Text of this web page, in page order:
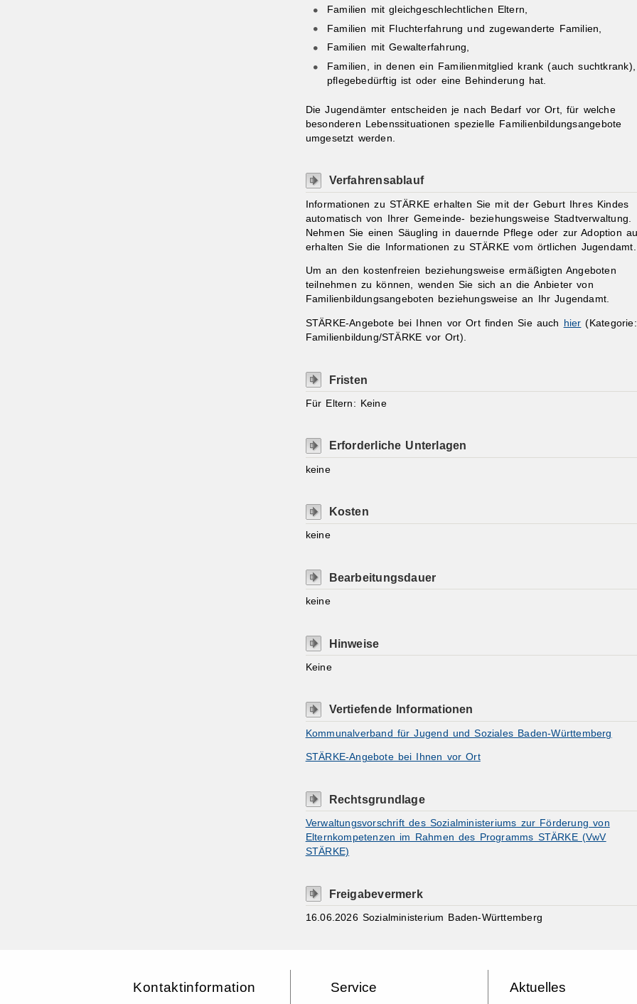
Familien mit gleichgeschlechtlichen Eltern,
Familien mit Fluchterfahrung und zugewanderte Familien,
Familien mit Gewalterfahrung,
Familien, in denen ein Familienmitglied krank (auch suchtkrank),
pflegebedürftig ist oder eine Behinderung hat.
Die Jugendämter entscheiden je nach Bedarf vor Ort, für welche
besonderen Lebenssituationen spezielle Familienbildungsangebote
umgesetzt werden.
Verfahrensablauf
Informationen zu STÄRKE erhalten Sie mit der Geburt Ihres Kindes
automatisch von Ihrer Gemeinde- beziehungsweise Stadtverwaltung.
Nehmen Sie einen Säugling in dauernde Pflege oder zur Adoption
erhalten Sie die Informationen zu STÄRKE vom örtlichen Jugendamt.
Um an den kostenfreien beziehungsweise ermäßigten Angeboten
teilnehmen zu können, wenden Sie sich an die Anbieter von
Familienbildungsangeboten beziehungsweise an Ihr Jugendamt.
STÄRKE-Angebote bei Ihnen vor Ort finden Sie auch hier (Kategorie:
Familienbildung/STÄRKE vor Ort).
Fristen
Für Eltern: Keine
Erforderliche Unterlagen
keine
Kosten
keine
Bearbeitungsdauer
keine
Hinweise
Keine
Vertiefende Informationen
Kommunalverband für Jugend und Soziales Baden-Württemberg
STÄRKE-Angebote bei Ihnen vor Ort
Rechtsgrundlage
Verwaltungsvorschrift des Sozialministeriums zur Förderung von
Elternkompetenzen im Rahmen des Programms STÄRKE (VwV
STÄRKE)
Freigabevermerk
16.06.2026 Sozialministerium Baden-Württemberg
Kontaktinformation Service Aktuelles